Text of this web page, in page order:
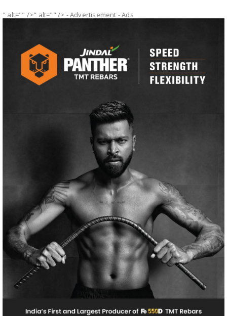
" alt="" />" alt="" /> - Advertisement -Ads